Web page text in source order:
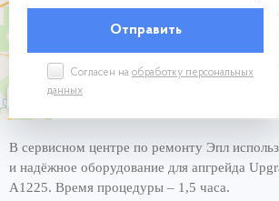
Согласен на обработку персональных
данных
В сервисном центре по ремонту Эпл
и надёжное оборудование для апгрейда
A1225. Время процедуры – 1,5 часа.